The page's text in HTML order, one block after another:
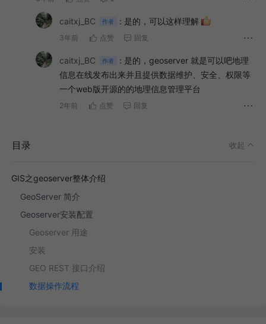
caitxj_BC 作者 : 是的，可以这样理解
3年前 点赞 回复
caitxj_BC 作者 : 是的，geoserver 就是可以吧地理
信息在线发布出来并且提供数据维护、安全、权限等
一个web版开源的的地理信息管理平台
2年前 点赞 回复
目录 收起
GIS之geoserver整体介绍
GeoServer 简介
Geoserver安装配置
Geoserver 用途
安装
GEO REST 接口介绍
数据操作流程